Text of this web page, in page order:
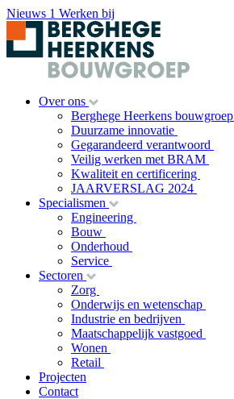
Nieuws 1 Werken bij
Over ons
Berghege Heerkens bouwgroep
Duurzame innovatie
Gegarandeerd verantwoord
Veilig werken met BRAM
Kwaliteit en certificering
JAARVERSLAG 2024
Specialismen
Engineering
Bouw
Onderhoud
Service
Sectoren
Zorg
Onderwijs en wetenschap
Industrie en bedrijven
Maatschappelijk vastgoed
Wonen
Retail
Projecten
Contact